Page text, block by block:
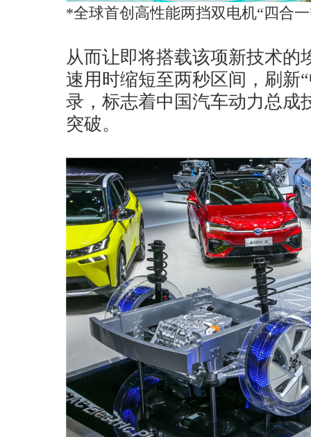
*全球首创高性能两挡双电机“四合
从而让即将搭载该项新技术的
速用时缩短至两秒区间，刷新
录，标志着中国汽车动力总成
突破。